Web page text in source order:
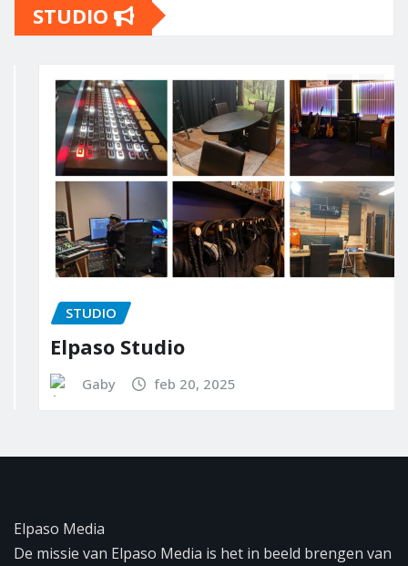
STUDIO
STUDIO
Elpaso Studio
Gaby feb 20, 2025
Elpaso Media
De missie van Elpaso Media is het in beeld brengen van